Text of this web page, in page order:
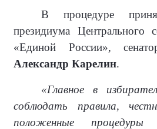
В процедуре
президиума Центрального
«Единой России»,
Александр Карелин.
«Главное в
соблюдать правила,
положенные процедуры